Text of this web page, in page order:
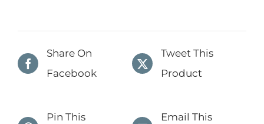
Share On
Facebook
Tweet This
Product
Pin This
Email This